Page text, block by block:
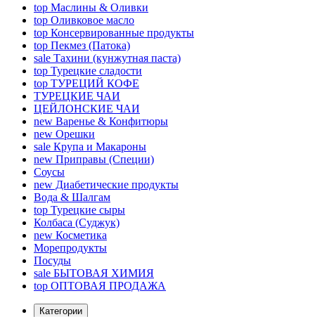
top Маслины & Оливки
top Оливковое масло
top Консервированные продукты
top Пекмез (Патока)
sale Тахини (кунжутная паста)
top Турецкие сладости
top ТУРЕЦИЙ КОФЕ
ТУРЕЦКИЕ ЧАИ
ЦЕЙЛОНСКИЕ ЧАИ
new Варенье & Конфитюры
new Орешки
sale Крупа и Макароны
new Приправы (Специи)
Соусы
new Диабетические продукты
Вода & Шалгам
top Турецкие сыры
Колбаса (Суджук)
new Косметика
Морепродукты
Посуды
sale БЫТОВАЯ ХИМИЯ
top ОПТОВАЯ ПРОДАЖА
Категории